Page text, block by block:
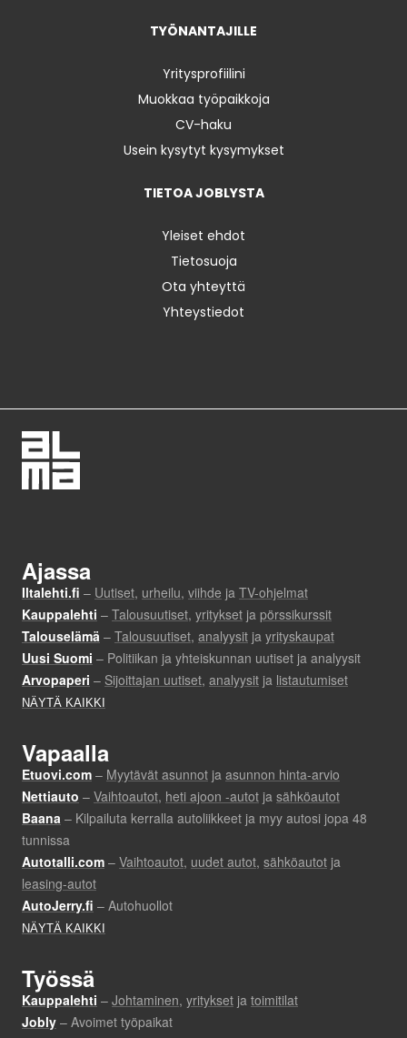
TYÖNANTAJILLE
Yritysprofiilini
Muokkaa työpaikkoja
CV-haku
Usein kysytyt kysymykset
TIETOA JOBLYSTA
Yleiset ehdot
Tietosuoja
Ota yhteyttä
Yhteystiedot